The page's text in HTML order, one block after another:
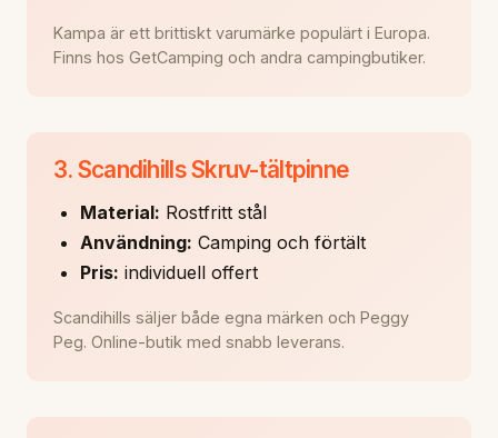
Kampa är ett brittiskt varumärke populärt i Europa.
Finns hos GetCamping och andra campingbutiker.
3. Scandihills Skruv-tältpinne
Material: Rostfritt stål
Användning: Camping och förtält
Pris: individuell offert
Scandihills säljer både egna märken och Peggy
Peg. Online-butik med snabb leverans.